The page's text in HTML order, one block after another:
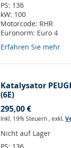
PS: 136
kW: 100
Motorcode: RHR
Euronorm: Euro 4
Erfahren Sie mehr
Katalysator
(6E)
295,00 €
Inkl. 19% Steuern , exkl.
Nicht auf Lager